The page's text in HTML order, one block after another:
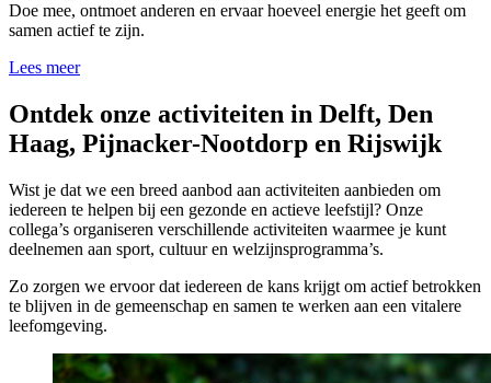
Doe mee, ontmoet anderen en ervaar hoeveel energie het geeft om
samen actief te zijn.
Lees meer
Ontdek onze activiteiten in Delft, Den
Haag, Pijnacker-Nootdorp en Rijswijk
Wist je dat we een breed aanbod aan activiteiten aanbieden om
iedereen te helpen bij een gezonde en actieve leefstijl? Onze
collega’s organiseren verschillende activiteiten waarmee je kunt
deelnemen aan sport, cultuur en welzijnsprogramma’s.
Zo zorgen we ervoor dat iedereen de kans krijgt om actief betrokken
te blijven in de gemeenschap en samen te werken aan een vitalere
leefomgeving.